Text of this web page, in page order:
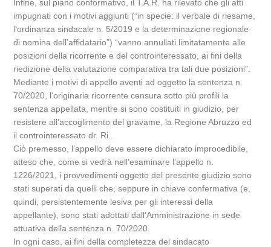
Infine, sul piano conformativo, il T.A.R. ha rilevato che gli atti
impugnati con i motivi aggiunti (“in specie: il verbale di riesame,
l’ordinanza sindacale n. 5/2019 e la determinazione regionale
di nomina dell’affidatario”) “vanno annullati limitatamente alle
posizioni della ricorrente e del controinteressato, ai fini della
riedizione della valutazione comparativa tra tali due posizioni”.
Mediante i motivi di appello aventi ad oggetto la sentenza n.
70/2020, l’originaria ricorrente censura sotto più profili la
sentenza appellata, mentre si sono costituiti in giudizio, per
resistere all’accoglimento del gravame, la Regione Abruzzo ed
il controinteressato dr. Ri..
Ciò premesso, l’appello deve essere dichiarato improcedibile,
atteso che, come si vedrà nell’esaminare l’appello n.
1226/2021, i provvedimenti oggetto del presente giudizio sono
stati superati da quelli che, seppure in chiave confermativa (e,
quindi, persistentemente lesiva per gli interessi della
appellante), sono stati adottati dall’Amministrazione in sede
attuativa della sentenza n. 70/2020.
In ogni caso, ai fini della completezza del sindacato